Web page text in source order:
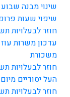
שינוי מבנה
שיפוי שעות
חוזר לבעלויות
עדכון משרות
משכורת
העל יסודיים מיום